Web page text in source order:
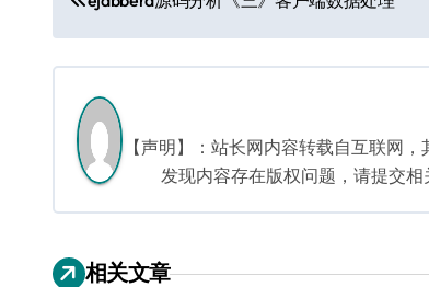
章
导
航
【声明】：站长网内容转载自互联网
发现内容存在版权问题，请提交
相关文章